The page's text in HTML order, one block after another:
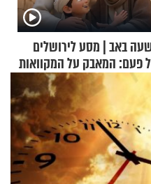
באב | מסע לירושלים
פעם: המאבק על המקוואות